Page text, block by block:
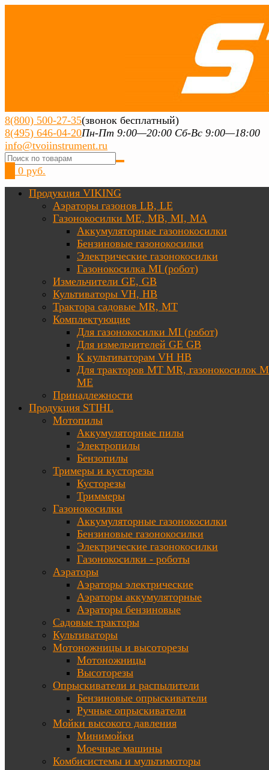
8(800) 500-27-35(звонок бесплатный)
8(495) 646-04-20Пн-Пт 9:00—20:00 Сб-Вс 9:00—18:00
info@tvoiinstrument.ru
0 руб.
Продукция VIKING
Аэраторы газонов LB, LE
Газонокосилки ME, MB, MI, MA
Аккумуляторные газонокосилки
Бензиновые газонокосилки
Электрические газонокосилки
Газонокосилка MI (робот)
Измельчители GE, GB
Культиваторы VH, HB
Трактора садовые MR, MT
Комплектующие
Для газонокосилки MI (робот)
Для измельчителей GE GB
К культиваторам VH HB
Для тракторов МТ MR, газонокосилок
ME
Принадлежности
Продукция STIHL
Мотопилы
Аккумуляторные пилы
Электропилы
Бензопилы
Тримеры и кусторезы
Кусторезы
Триммеры
Газонокосилки
Аккумуляторные газонокосилки
Бензиновые газонокосилки
Электрические газонокосилки
Газонокосилки - роботы
Аэраторы
Аэраторы электрические
Аэраторы аккумуляторные
Аэраторы бензиновые
Садовые тракторы
Культиваторы
Мотоножницы и высоторезы
Мотоножницы
Высоторезы
Опрыскиватели и распылители
Бензиновые опрыскиватели
Ручные опрыскиватели
Мойки высокого давления
Минимойки
Моечные машины
Комбисистемы и мультимоторы